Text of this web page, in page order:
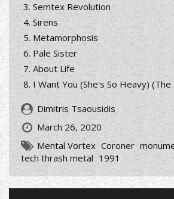
Semtex Revolution
Sirens
Metamorphosis
Pale Sister
About Life
I Want You (She's So Heavy)
Dimitris Tsaousidis
March 26, 2020
Mental Vortex Coroner
tech thrash metal 1991